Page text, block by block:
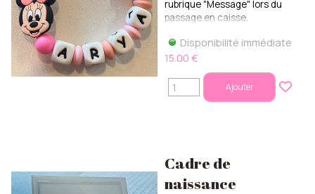
rubrique "Message" lors du
passage en caisse.
Disponibilité immédiate
15.00 €
Ajouter
Cadre de
naissance